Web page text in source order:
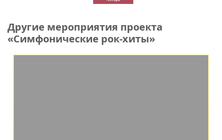
Другие мероприятия проекта
«Симфонические рок-хиты»